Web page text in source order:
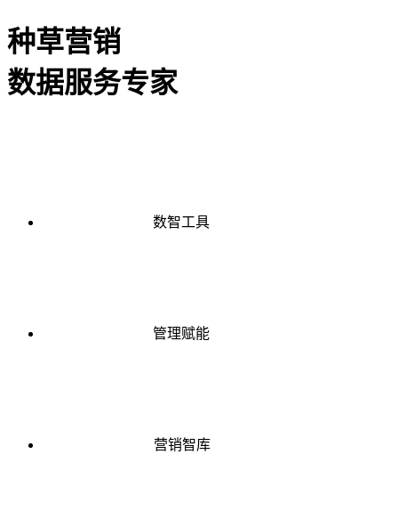
种草营销
数据服务专家
数智工具
管理赋能
营销智库